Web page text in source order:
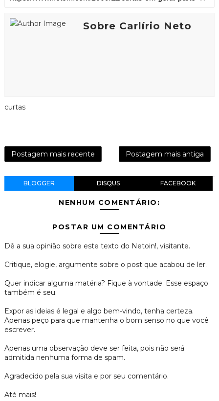
Sobre Carlírio Neto
curtas
Postagem mais recente Postagem mais antiga
BLOGGER DISQUS FACEBOOK
NENHUM COMENTÁRIO:
POSTAR UM COMENTÁRIO
Dê a sua opinião sobre este texto do Netoin!, visitante.
Critique, elogie, argumente sobre o post que acabou de ler.
Quer indicar alguma matéria? Fique à vontade. Esse espaço
também é seu.
Expor as ideias é legal e algo bem-vindo, tenha certeza.
Apenas peço para que mantenha o bom senso no que você
escrever.
Apenas uma observação deve ser feita, pois não será
admitida nenhuma forma de spam.
Agradecido pela sua visita e por seu comentário.
Até mais!